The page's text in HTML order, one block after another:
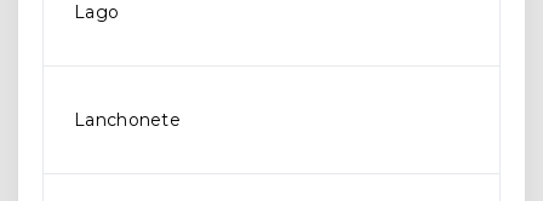
Lago
Lanchonete